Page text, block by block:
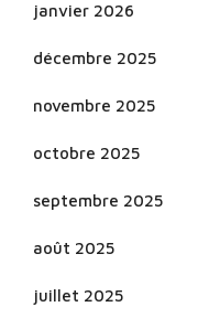
janvier 2026
décembre 2025
novembre 2025
octobre 2025
septembre 2025
août 2025
juillet 2025